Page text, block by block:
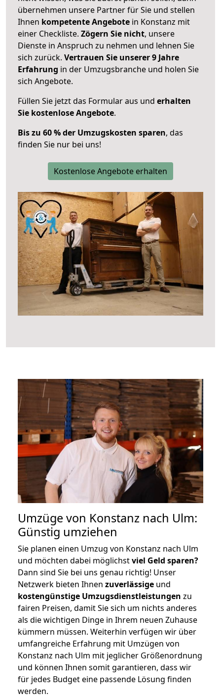
übernehmen unsere Partner für Sie und stellen
Ihnen kompetente Angebote in Konstanz mit
einer Checkliste. Zögern Sie nicht, unsere
Dienste in Anspruch zu nehmen und lehnen Sie
sich zurück. Vertrauen Sie unserer 9 Jahre
Erfahrung in der Umzugsbranche und holen Sie
sich Angebote.
Füllen Sie jetzt das Formular aus und erhalten
Sie kostenlose Angebote.
Bis zu 60 % der Umzugskosten sparen, das
finden Sie nur bei uns!
Kostenlose Angebote erhalten
Umzüge von Konstanz nach Ulm:
Günstig umziehen
Sie planen einen Umzug von Konstanz nach Ulm
und möchten dabei möglichstviel Geld sparen?
Dann sind Sie bei uns genau richtig! Unser
Netzwerk bieten Ihnen zuverlässige und
kostengünstige Umzugsdienstleistungen zu
fairen Preisen, damit Sie sich um nichts anderes
als die wichtigen Dinge in Ihrem neuen Zuhause
kümmern müssen. Weiterhin verfügen wir über
umfangreiche Erfahrung mit Umzügen von
Konstanz nach Ulm mit jeglicher Größenordnung
und können Ihnen somit garantieren, dass wir
für jedes Budget eine passende Lösung finden
werden.